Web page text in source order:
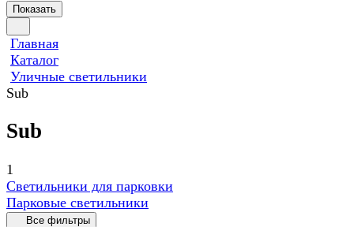
Показать
Главная
Каталог
Уличные светильники
Sub
Sub
1
Светильники для парковки
Парковые светильники
Все фильтры